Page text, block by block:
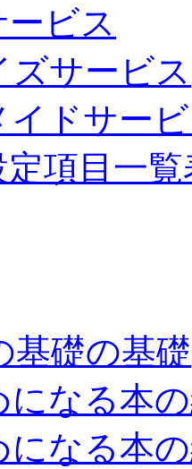
ビス
ズサービス
イドサー
項目一覧
基礎の基礎
なる本
なる本